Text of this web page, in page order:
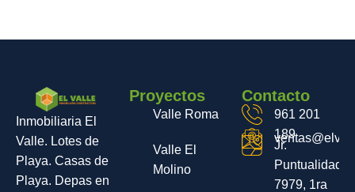
Inmobiliaria El
Valle. Lotes de
Playa. Casas de
Playa. Depas en
Proyectos
Valle Roma
Valle El
Molino
Contacto
961 201
189
Jr.
Puntualidad
7979, 1ra